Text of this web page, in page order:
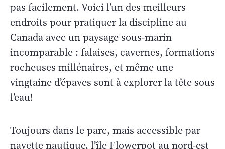
pas facilement. Voici l’un des meilleurs
endroits pour pratiquer la discipline au
Canada avec un paysage sous-marin
incomparable : falaises, cavernes, formations
rocheuses millénaires, et même une
vingtaine d’épaves sont à explorer la tête sous
l’eau!
Toujours dans le parc, mais accessible par
navette nautique, l’île Flowerpot au nord-est